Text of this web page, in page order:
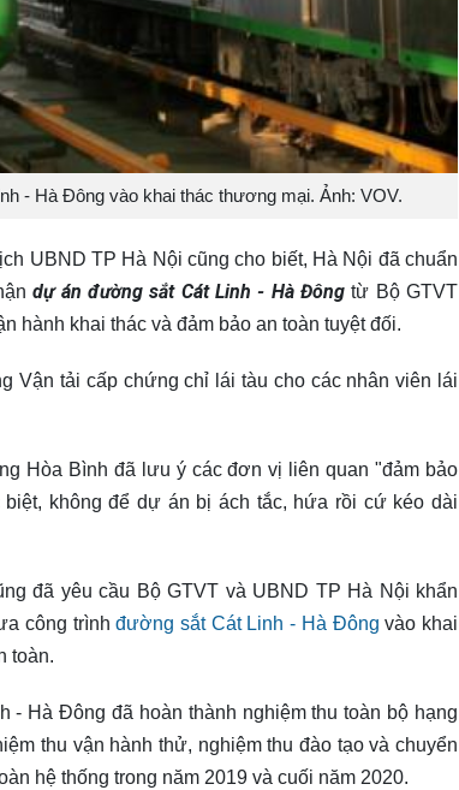
- Hà Đông vào khai thác thương mại. Ảnh: VOV.
UBND TP Hà Nội cũng cho biết, Hà Nội đã chuẩn
dự án đường sắt Cát Linh - Hà Đôngtừ Bộ GTVT
hành khai thác và đảm bảo an toàn tuyệt đối.
Vận tải cấp chứng chỉ lái tàu cho các nhân viên lái
Hòa Bình đã lưu ý các đơn vị liên quan "đảm bảo
không để dự án bị ách tắc, hứa rồi cứ kéo dài
đã yêu cầu Bộ GTVT và UBND TP Hà Nội khẩn
công trìnhđường sắt Cát Linh - Hà Đông vào khai
toàn.
- Hà Đông đã hoàn thành nghiệm thu toàn bộ hạng
thu vận hành thử, nghiệm thu đào tạo và chuyển
hệ thống trong năm 2019 và cuối năm 2020.